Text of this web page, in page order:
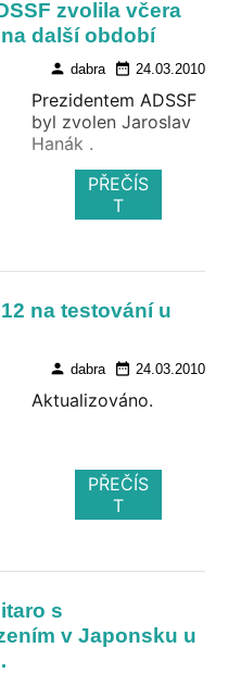
elektronických
peněz.
zvolila včera
další období
person dabra date_range 24.03.2010
Prezidentem ADSSF
byl zvolen Jaroslav
Hanák .
PŘEČÍS
T
na testování u
person dabra date_range 24.03.2010
Aktualizováno.
PŘEČÍS
T
s
v Japonsku u